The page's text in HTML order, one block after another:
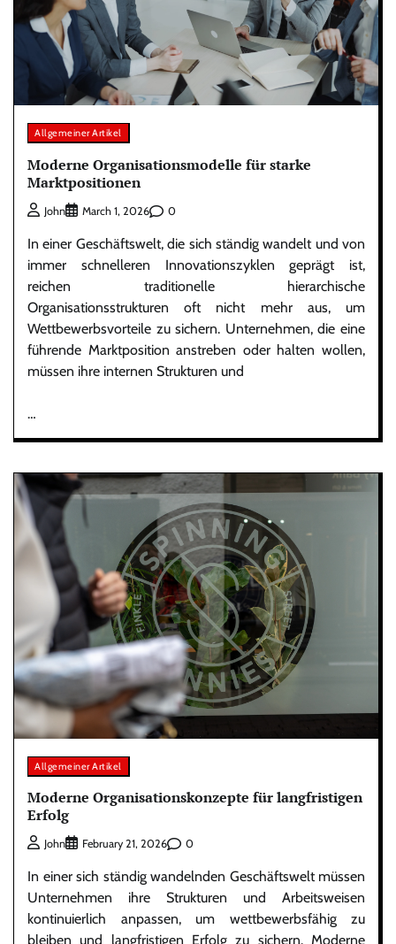
Allgemeiner Artikel
Moderne Organisationsmodelle für starke
Marktpositionen
John March 1, 2026 0
In einer Geschäftswelt, die sich ständig wandelt und von
immer schnelleren Innovationszyklen geprägt ist,
reichen traditionelle hierarchische
Organisationsstrukturen oft nicht mehr aus, um
Wettbewerbsvorteile zu sichern. Unternehmen, die eine
führende Marktposition anstreben oder halten wollen,
müssen ihre internen Strukturen und
…
Allgemeiner Artikel
Moderne Organisationskonzepte für langfristigen
Erfolg
John February 21, 2026 0
In einer sich ständig wandelnden Geschäftswelt müssen
Unternehmen ihre Strukturen und Arbeitsweisen
kontinuierlich anpassen, um wettbewerbsfähig zu
bleiben und langfristigen Erfolg zu sichern. Moderne